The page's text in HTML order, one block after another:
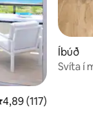
af 5 í
4,89 (117)
Íbúð
Svíta í